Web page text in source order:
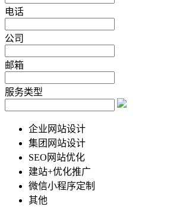
电话
公司
邮箱
服务类型
企业网站设计
集团网站设计
SEO网站优化
建站+优化推广
微信小程序定制
其他